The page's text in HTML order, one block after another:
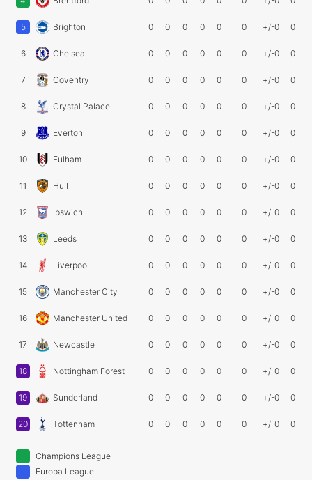
5 Brighton 0 0 0 0 0 0 +/-0 0
6 Chelsea 0 0 0 0 0 0 +/-0 0
7 Coventry 0 0 0 0 0 0 +/-0 0
8 Crystal Palace 0 0 0 0 0 0 +/-0 0
9 Everton 0 0 0 0 0 0 +/-0 0
10 Fulham 0 0 0 0 0 0 +/-0 0
11 Hull 0 0 0 0 0 0 +/-0 0
12 Ipswich 0 0 0 0 0 0 +/-0 0
13 Leeds 0 0 0 0 0 0 +/-0 0
14 Liverpool 0 0 0 0 0 0 +/-0 0
15 Manchester City 0 0 0 0 0 0 +/-0 0
16 Manchester United 0 0 0 0 0 0 +/-0 0
17 Newcastle 0 0 0 0 0 0 +/-0 0
18 Nottingham Forest 0 0 0 0 0 0 +/-0 0
19 Sunderland 0 0 0 0 0 0 +/-0 0
20 Tottenham 0 0 0 0 0 0 +/-0 0
Champions League
Europa League